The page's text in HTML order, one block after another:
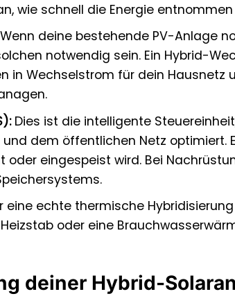
wie schnell die Energie
deine bestehende PV-Anlage
notwendig sein. Ein Hybrid-
in Wechselstrom für dein Hausnetz
Dies ist die intelligente
und dem öffentlichen Netz optimiert.
eingespeist wird. Bei
eine echte thermische
oder eine
deiner Hybrid-